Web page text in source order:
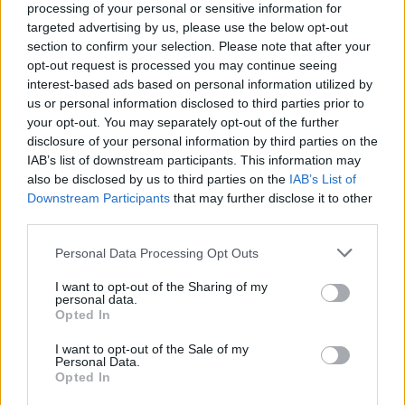
processing of your personal or sensitive information for
targeted advertising by us, please use the below opt-out
section to confirm your selection. Please note that after your
opt-out request is processed you may continue seeing
interest-based ads based on personal information utilized by
us or personal information disclosed to third parties prior to
your opt-out. You may separately opt-out of the further
disclosure of your personal information by third parties on the
IAB’s list of downstream participants. This information may
also be disclosed by us to third parties on the IAB’s List of
Downstream Participants that may further disclose it to other
Personal Data Processing Opt Outs
I want to opt-out of the Sharing of my
personal data.
Opted In
I want to opt-out of the Sale of my
Personal Data.
Opted In
Εθνικής Άμυνας, ενώ συζητήθηκαν ζητήματα που
αφορούν τον εκσυγχρονισμό των Ελληνικών
Ενόπλων Δυνάμεων, την αξιοποίηση των
στρατιωτικών υποδομών της Πελοποννήσου,
καθώς και τις προοπτικές περαιτέρω συνεργασίας
σε τομείς κοινού ενδιαφέροντος.
Ιδιαίτερη αναφορά έγινε στη λειτουργία του νέου
Κέντρου Διακλαδικής Εκπαίδευσης Μη
Επανδρωμένων Αεροχημάτων, μια εξέλιξη που
αναβαθμίζει τον ρόλο της Τρίπολης στον σύγχρονο
σχεδιασμό της εθνικής άμυνας, ενισχύοντας
παράλληλα τη θέση της Πελοποννήσου στους
τομείς της εκπαίδευσης, της τεχνολογίας και της
καινοτομίας.